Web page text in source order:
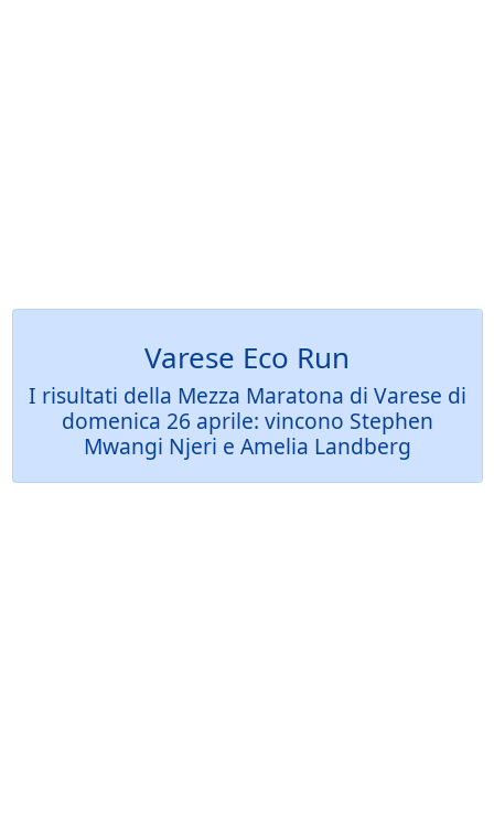
Varese Eco Run
I risultati della Mezza Maratona di Varese di
domenica 26 aprile: vincono Stephen
Mwangi Njeri e Amelia Landberg